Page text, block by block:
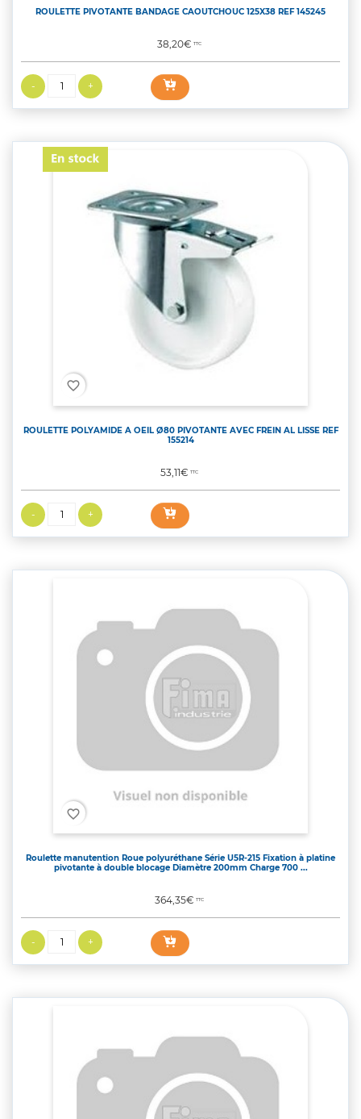
ROULETTE PIVOTANTE BANDAGE CAOUTCHOUC 125X38 REF 145245
Prix
38,20€TTC
favorite_border
ROULETTE POLYAMIDE A OEIL Ø80 PIVOTANTE AVEC FREIN AL LISSE REF
155214
Prix
53,11€TTC
favorite_border
Roulette manutention Roue polyuréthane Série U5R-215 Fixation à platine
pivotante à double blocage Diamètre 200mm Charge 700 ...
Prix
364,35€TTC